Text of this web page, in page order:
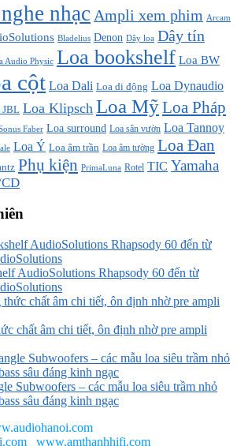
nhạc Ampli xem phim Arcam
Bladelius Denon Dây loa Dây tín
Audio Physic Loa bookshelf Loa BW
cột Loa Dali Loa di động Loa Dynaudio
JBL Loa Klipsch Loa MỹLoa Pháp
Faber Loa surround Loa sân vườn Loa Tannoy
Loa Ý Loa âm trần Loa âm tường Loa Đan
Phụ kiện PrimaLuna Rotel TIC Yamaha
AudioSolutions Rhapsody 60 đến từ
chất âm chi tiết, ôn định nhờ pre ampli
Subwoofers – các mẫu loa siêu trầm nhỏ
sâu đáng kinh ngạc
www.amthanhhifi.com